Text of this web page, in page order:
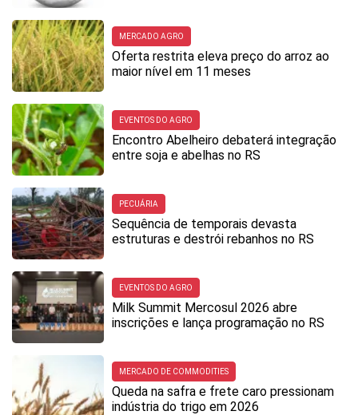
MERCADO AGRO
Oferta restrita eleva preço do arroz ao
maior nível em 11 meses
EVENTOS DO AGRO
Encontro Abelheiro debaterá integração
entre soja e abelhas no RS
PECUÁRIA
Sequência de temporais devasta
estruturas e destrói rebanhos no RS
EVENTOS DO AGRO
Milk Summit Mercosul 2026 abre
inscrições e lança programação no RS
MERCADO DE COMMODITIES
Queda na safra e frete caro pressionam
indústria do trigo em 2026